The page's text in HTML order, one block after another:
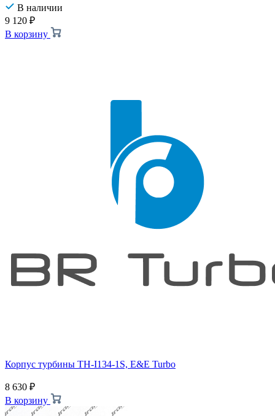
В наличии
9 120 ₽
В корзину
Корпус турбины TH-I134-1S, E&E Turbo
8 630 ₽
В корзину